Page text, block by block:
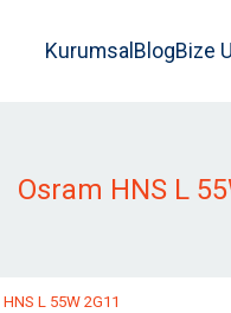
Kurumsal BlogBize
Osram HNS L
L 55W 2G11